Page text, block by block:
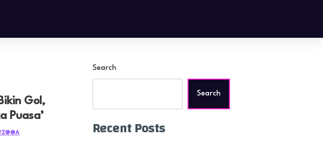
Gol,
Puasa’
Search
Search
Recent Posts